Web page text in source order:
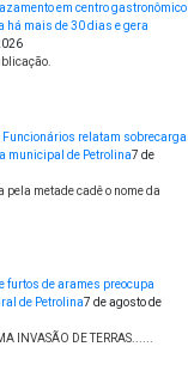
em centro gastronômico
há mais de 30 dias e gera
Funcionários relatam sobrecarga
municipal de Petrolina7 de
pela metade cadê o nome da
furtos de arames preocupa
de Petrolina7 de agosto de
INVASÃO DE TERRAS......